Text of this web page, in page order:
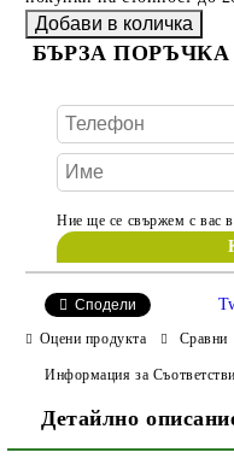
БЪРЗА ПОРЪЧКА
Ние ще се свържем с вас
Сподели
Оцени продукта Сравни
Информация за
Детайлно